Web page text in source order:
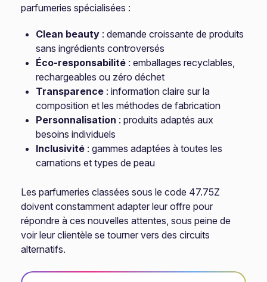
parfumeries spécialisées :
Clean beauty : demande croissante de produits
sans ingrédients controversés
Éco-responsabilité : emballages recyclables,
rechargeables ou zéro déchet
Transparence : information claire sur la
composition et les méthodes de fabrication
Personnalisation : produits adaptés aux
besoins individuels
Inclusivité : gammes adaptées à toutes les
carnations et types de peau
Les parfumeries classées sous le code 47.75Z
doivent constamment adapter leur offre pour
répondre à ces nouvelles attentes, sous peine de
voir leur clientèle se tourner vers des circuits
alternatifs.